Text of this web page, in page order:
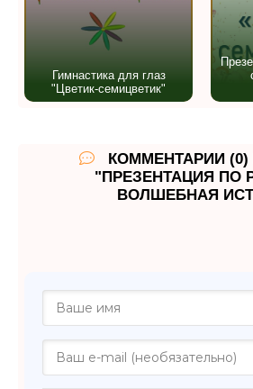
Гимнастика для глаз
"Цветик-семицветик"
КОММЕНТАРИИ (0)
"ПРЕЗЕНТАЦИЯ ПО
ВОЛШЕБНАЯ